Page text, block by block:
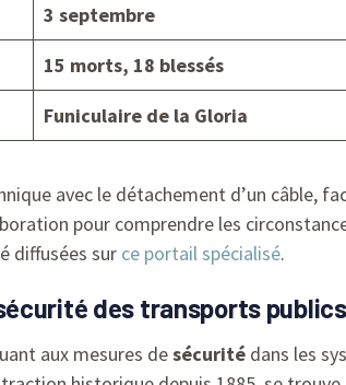
3 septembre
15 morts, 18 blessés
Funiculaire de la Gloria
avec le détachement d’un câble,
pour comprendre les
diffusées sur ce portail spécialisé.
des transports
aux mesures desécurité dans les